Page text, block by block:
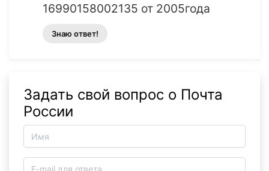
16990158002135 от 2005года
Знаю ответ!
Задать свой вопрос о Почта
России